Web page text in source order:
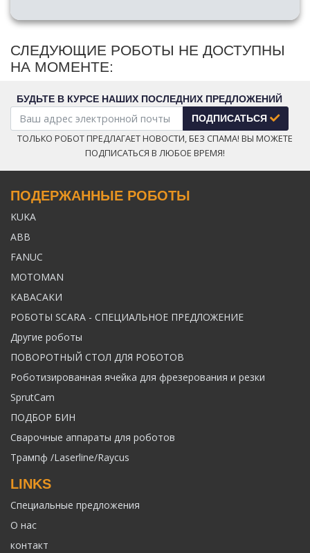
СЛЕДУЮЩИЕ РОБОТЫ НЕ ДОСТУПНЫ
НА МОМЕНТЕ:
БУДЬТЕ В КУРСЕ НАШИХ ПОСЛЕДНИХ ПРЕДЛОЖЕНИЙ
ПОДПИСАТЬСЯ
ТОЛЬКО РОБОТ ПРЕДЛАГАЕТ НОВОСТИ, БЕЗ СПАМА! ВЫ МОЖЕТЕ
ПОДПИСАТЬСЯ В ЛЮБОЕ ВРЕМЯ!
ПОДЕРЖАННЫЕ РОБОТЫ
KUKA
ABB
FANUC
MOTOMAN
КАВАСАКИ
РОБОТЫ SCARA - СПЕЦИАЛЬНОЕ ПРЕДЛОЖЕНИЕ
Другие роботы
ПОВОРОТНЫЙ СТОЛ ДЛЯ РОБОТОВ
Роботизированная ячейка для фрезерования и резки
SprutCam
ПОДБОР БИН
Сварочные аппараты для роботов
Трампф /Laserline/Raycus
LINKS
Специальные предложения
О нас
контакт